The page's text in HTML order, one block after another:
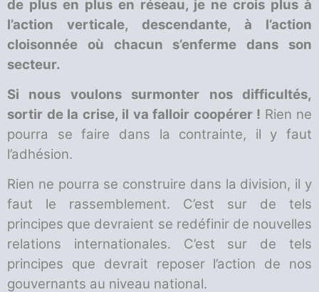
de plus en plus en réseau, je ne crois plus à
l’action verticale, descendante, à l’action
cloisonnée où chacun s’enferme dans son
secteur.
Si nous voulons surmonter nos difficultés,
sortir de la crise, il va falloir coopérer ! Rien ne
pourra se faire dans la contrainte, il y faut
l’adhésion.
Rien ne pourra se construire dans la division, il y
faut le rassemblement. C’est sur de tels
principes que devraient se redéfinir de nouvelles
relations internationales. C’est sur de tels
principes que devrait reposer l’action de nos
gouvernants au niveau national.